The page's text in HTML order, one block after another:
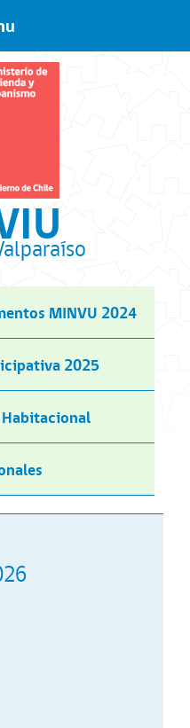
MINVU 2024
2025
Habitacional